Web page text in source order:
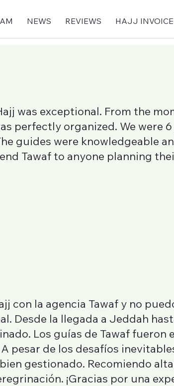
NEWS REVIEWS HAJJ INVOICE
was exceptional. From the
perfectly organized. We were
guides were knowledgeable
Tawaf to anyone planning
con la agencia Tawaf y no
Desde la llegada a Jeddah
Los guías de Tawaf fueron
pesar de los desafíos
gestionado. Recomiendo
¡Gracias por una